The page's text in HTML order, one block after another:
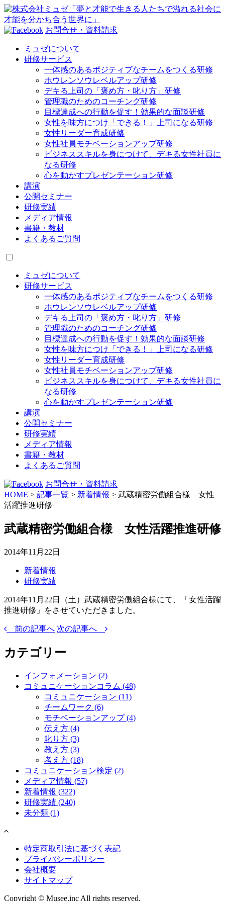
お問合せ・資料請求
ミュゼについて
研修サービス
一体感のあるポジティブなチームをつくる研修
ホウレンソウレベルアップ研修
デキる上司の「褒め方・叱り方」研修
管理職のためのコーチング研修
目標達成への行動を促す！効果的な面談研修
女性を味方につけ「できる！」上司になる研修
女性リーダー育成研修
女性社員モチベーションアップ研修
ビジネススキルを身につけて、デキる女性社員に
なる研修
心を動かすプレゼンテーション研修
講演
公開セミナー
研修実績
メディア情報
書籍・教材
よくあるご質問
ミュゼについて
研修サービス
一体感のあるポジティブなチームをつくる研修
ホウレンソウレベルアップ研修
デキる上司の「褒め方・叱り方」研修
管理職のためのコーチング研修
目標達成への行動を促す！効果的な面談研修
女性を味方につけ「できる！」上司になる研修
女性リーダー育成研修
女性社員モチベーションアップ研修
ビジネススキルを身につけて、デキる女性社員に
なる研修
心を動かすプレゼンテーション研修
講演
公開セミナー
研修実績
メディア情報
書籍・教材
よくあるご質問
お問合せ・資料請求
HOME > 記事一覧 > 新着情報 > 武蔵精密労働組合様 女性
活躍推進研修
武蔵精密労働組合様 女性活躍推進研修
2014年11月22日
新着情報
研修実績
2014年11月22日（土）武蔵精密労働組合様にて、「女性活躍
推進研修」をさせていただきました。
前の記事へ 次の記事へ
カテゴリー
インフォメーション (2)
コミュニケーションコラム (48)
コミュニケーション (11)
チームワーク (6)
モチベーションアップ(4)
伝え方 (4)
叱り方 (3)
教え方 (3)
考え方 (18)
コミュニケーション検定 (2)
メディア情報 (57)
新着情報 (322)
研修実績 (240)
未分類 (1)
特定商取引法に基づく表記
プライバシーポリシー
会社概要
サイトマップ
Copyright © Musee.inc All rights reserved.